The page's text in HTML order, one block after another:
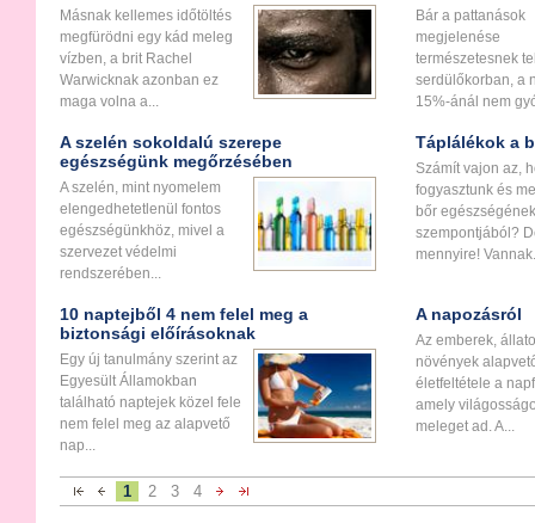
Másnak kellemes időtöltés
megfürödni egy kád meleg
vízben, a brit Rachel
Warwicknak azonban ez
maga volna a...
Bár a pattanások
megjelenése
természetesnek
serdülőkorban, a
15%-ánál nem
A szelén sokoldalú szerepe
egészségünk megőrzésében
A szelén, mint nyomelem
elengedhetetlenül fontos
egészségünkhöz, mivel a
szervezet védelmi
rendszerében...
Táplálékok a
Számít vajon az,
fogyasztunk és
bőr egészségének
szempontjából?
mennyire!
10 naptejből 4 nem felel meg a
biztonsági előírásoknak
Egy új tanulmány szerint az
Egyesült Államokban
található naptejek közel fele
nem felel meg az alapvető
nap...
A napozásról
Az emberek,
növények
életfeltétele a
amely
meleget ad. A...
1 2 3 4